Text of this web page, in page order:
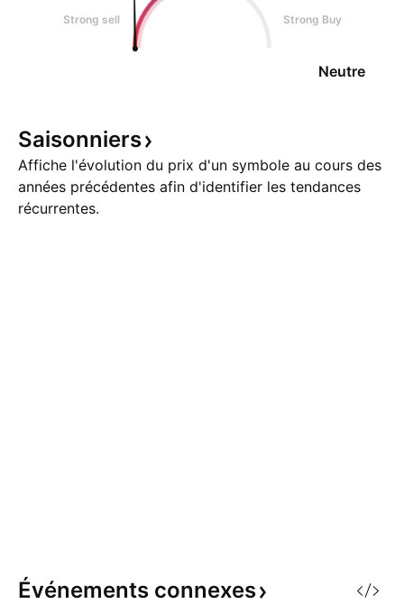
Strong sell Strong Buy
Neutre
Saisonniers
Affiche l'évolution du prix d'un symbole au cours des
années précédentes afin d'identifier les tendances
récurrentes.
Événements connexes